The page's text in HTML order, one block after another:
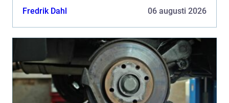
leva ett par dagar med enklare rutiner, frisk luft och
Fredrik Dahl 06 augusti 2026